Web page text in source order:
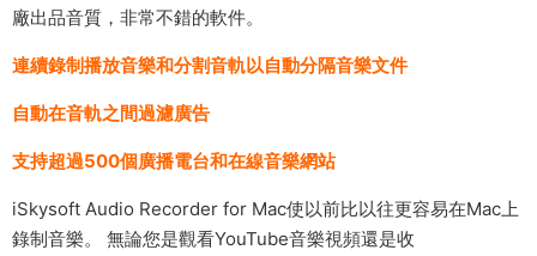
廠出品音質，非常不錯的軟件。
連續錄制播放音樂和分割音軌以自動分隔音樂文件
自動在音軌之間過濾廣告
支持超過500個廣播電台和在線音樂網站
iSkysoft Audio Recorder for Mac使以前比以往更容易在Mac上
錄制音樂。 無論您是觀看YouTube音樂視頻還是收